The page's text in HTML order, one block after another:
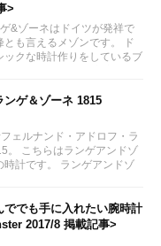
>
&ゾーネはドイツが発祥で
も言えるメゾンです。 ド
クな時計作りをしているブ
ゲ＆ゾーネ 1815
ェルナンド・アドロフ・ラ
。 こちらはランゲアンドゾ
計です。 ランゲアンドゾ
ででも手に入れたい腕時計
2017/8 掲載記事>